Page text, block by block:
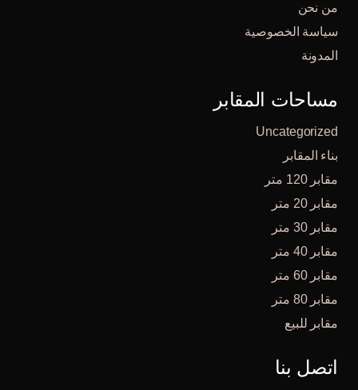
من نحن
سياسة الخصوصية
المدونة
مساحات المقابر
Uncategorized
بناء المقابر
مقابر 120 متر
مقابر 20 متر
مقابر 30 متر
مقابر 40 متر
مقابر 60 متر
مقابر 80 متر
مقابر للبيع
اتصل بنا